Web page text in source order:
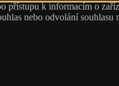
k informacím o
nebo odvolání